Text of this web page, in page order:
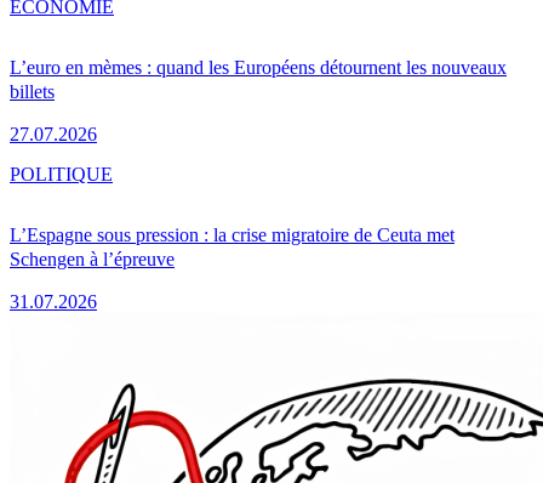
L’euro en mèmes : quand les Européens détournent les nouveaux
billets
27.07.2026
ÉCONOMIE
L’Espagne sous pression : la crise migratoire de Ceuta met
Schengen à l’épreuve
31.07.2026
POLITIQUE